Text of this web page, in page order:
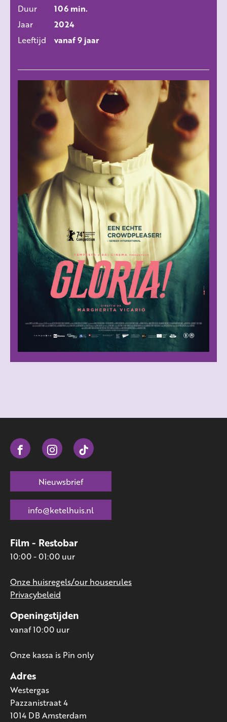
Duur
106 min.
Jaar
2024
Leeftijd
vanaf 9 jaar
Adres
Westergas
Pazzanistraat 4
1014 DB Amsterdam
Openingstijden
vanaf 10:00 uur
Onze kassa is Pin only
Film - Restobar
10:00 - 01:00 uur
Onze huisregels/our houserules
Privacybeleid
Nieuwsbrief
info@ketelhuis.nl